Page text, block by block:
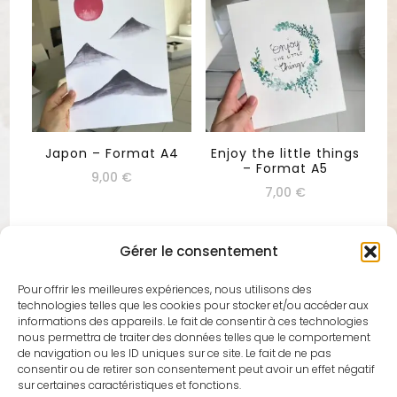
Gérer le consentement
Pour offrir les meilleures expériences, nous utilisons des
technologies telles que les cookies pour stocker et/ou accéder aux
informations des appareils. Le fait de consentir à ces technologies
nous permettra de traiter des données telles que le comportement
de navigation ou les ID uniques sur ce site. Le fait de ne pas
consentir ou de retirer son consentement peut avoir un effet négatif
sur certaines caractéristiques et fonctions.
Japon – Format A4
9,00 €
Enjoy the little things
– Format A5
7,00 €
Techniques et Matériel pour Aquarelle
Pour commencer à peindre à l'aquarelle, il vous faut
quelques éléments essentiels : des pinceaux de
qualité, du papier épais spécialement conçu pour